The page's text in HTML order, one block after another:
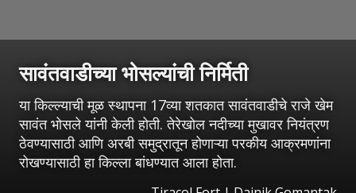
सावंतवाडीच्या भोसल्यांची निर्मिती
या किल्ल्याची मूळ स्थापना 17व्या शतकात सावंतवाडीचे राजे खेम
सावंत भोसले यांनी केली होती. तेरेखोल नदीच्या मुखावर नियंत्रण
ठेवण्यासाठी आणि अरबी समुद्रातून होणाऱ्या परकीय आक्रमणांना
रोखण्यासाठी हा किल्ला बांधण्यात आला होता.